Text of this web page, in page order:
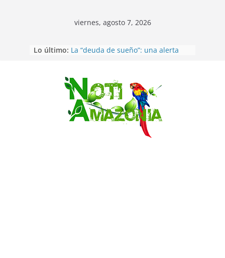
Saltar
viernes, agosto 7, 2026
Lo último: La “deuda de sueño”: una alerta
Ecuador: dos jóvenes de 22 años
desaparecidos fueron encontrados
muertos en Puerto lopez
Sentencian a 34 años de prisión a
implicados en caso de Alison,
Vozinha, el arquero sensación de